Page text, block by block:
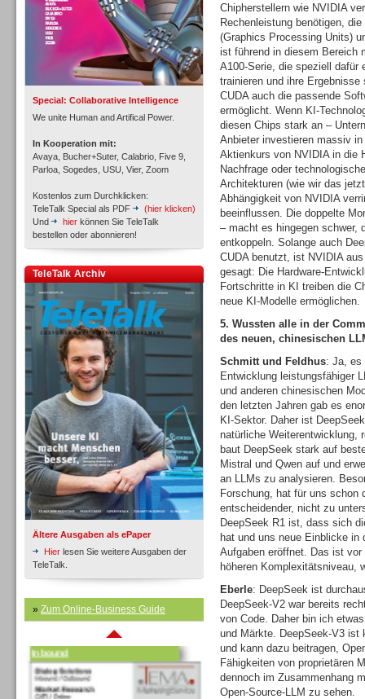
Special: Collaborative Intelligence
We unite Human and Artifical Power.
In Kooperation mit:
Avaya, Bucher+Suter, Calabrio, Five 9,
Parloa, Sogedes, USU, Vier, Zoom
Kostenlos zum Durchklicken:
TeleTalk Special als PDF
(hier klicken)
Und
hier können Sie TeleTalk
bestellen oder abonnieren!
TeleTalk Archiv
Ältere Ausgaben als ePaper
Hier lesen Sie weitere Ausgaben der
TeleTalk.
» Zum Online-Business Guide
Inbound
Inbound
Inbound
Inbound
Chipherstellern wie NVIDIA
Rechenleistung benötigen,
(Graphics Processing Units)
ist führend in diesem Bereich
A100-Serie, die speziell dafür
trainieren und ihre
CUDA auch die passende
ermöglicht. Wenn KI-
diesen Chips stark an –
Anbieter investieren massiv
Aktienkurs von NVIDIA in die
Nachfrage oder
Architekturen (wie wir das
Abhängigkeit von NVIDIA
beeinflussen. Die doppelte
– macht es hingegen schwer,
entkoppeln. Solange auch
CUDA benutzt, ist NVIDIA
gesagt: Die Hardware-
Fortschritte in KI treiben die
neue KI-Modelle ermöglichen.
5. Wussten alle in der
des neuen, chinesischen
Schmitt und Feldhus: Ja, es
Entwicklung leistungsfähiger
und anderen chinesischen
den letzten Jahren gab es
KI-Sektor. Daher ist
natürliche Weiterentwicklung,
baut DeepSeek stark auf
Mistral und Qwen auf und
an LLMs zu analysieren.
Forschung, hat für uns schon
entscheidender, nicht zu
DeepSeek R1 ist, dass sich
hat und uns neue Einblicke
Aufgaben eröffnet. Das ist
höheren Komplexitätsniveau,
Eberle: DeepSeek ist
DeepSeek-V2 war bereits
von Code. Daher bin ich
und Märkte. DeepSeek-V3 ist
und kann dazu beitragen,
Fähigkeiten von proprietären
dennoch im Zusammenhang
Open-Source-LLM zu sehen.